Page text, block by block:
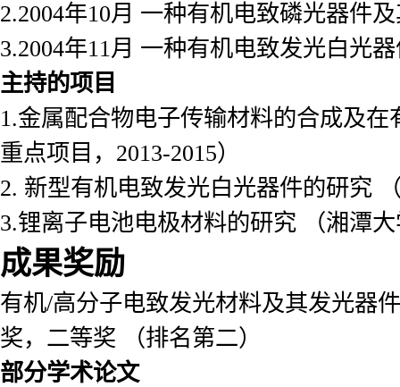
2.2004年10月 一种有机电致磷光器件
3.2004年11月 一种有机电致发光白光
主持的项目
1.金属配合物电子传输材料的合成及
重点项目，2013-2015）
2. 新型有机电致发光白光器件的研究
3.锂离子电池电极材料的研究 （湘潭大
成果奖励
有机/高分子电致发光材料及其发光器
奖，二等奖 （排名第二）
部分学术论文